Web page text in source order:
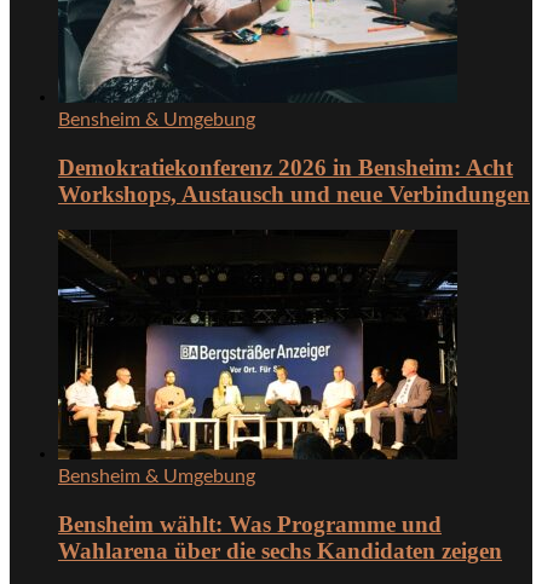
Bensheim & Umgebung
Demokratiekonferenz 2026 in Bensheim: Acht
Workshops, Austausch und neue Verbindungen
Bensheim & Umgebung
Bensheim wählt: Was Programme und
Wahlarena über die sechs Kandidaten zeigen